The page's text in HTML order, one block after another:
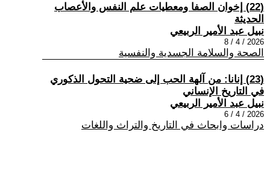
(22) إخوان الصفا ومعطيات علم النفس والأعصاب
الحديثة
نبيل عبد الأمير الربيعي
2026 / 4 / 8
الصحة والسلامة الجسدية والنفسية
(23) إنانا: من آلهة الحب إلى ضحية التحول الذكوري
في التاريخ الإنساني
نبيل عبد الأمير الربيعي
2026 / 4 / 6
دراسات وابحاث في التاريخ والتراث واللغات